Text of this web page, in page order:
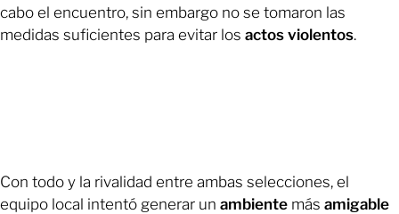
cabo el encuentro, sin embargo no se tomaron las
medidas suficientes para evitar los actos violentos.
Con todo y la rivalidad entre ambas selecciones, el
equipo local intentó generar un ambiente más amigable